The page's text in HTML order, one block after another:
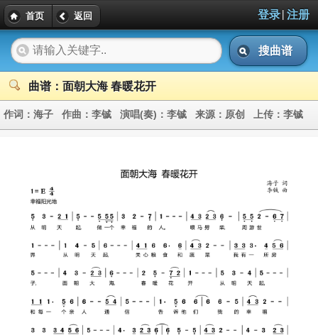
首页 返回 登录| 注册
搜曲谱
曲谱：面朝大海 春暖花开
作词： 海子 作曲： 李铖 演唱(奏)： 李铖 来源： 原创 上传： 李铖